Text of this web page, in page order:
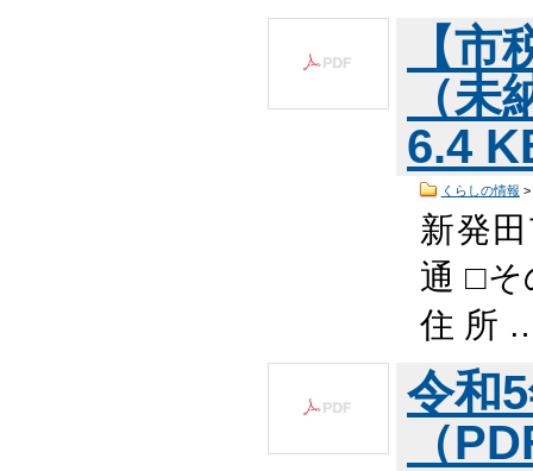
【
（
6.4
くらしの情報 >
新発
通 □そ
住 所
令和
（